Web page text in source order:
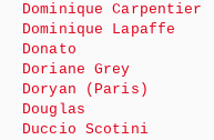
Dominique Carpentier
Dominique Lapaffe
Donato
Doriane Grey
Doryan (Paris)
Douglas
Duccio Scotini